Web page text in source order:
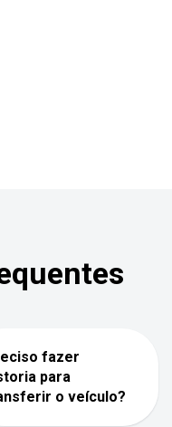
fazer
para
o veículo?